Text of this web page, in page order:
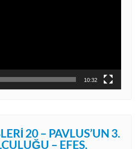
10:32
20 – PAVLUS’UN 3.
– EFES,